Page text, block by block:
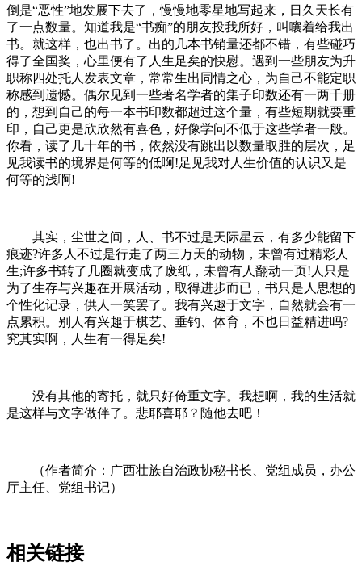
倒是“恶性”地发展下去了，慢慢地零星地写起来，日久天长有
了一点数量。知道我是“书痴”的朋友投我所好，叫嚷着给我出
书。就这样，也出书了。出的几本书销量还都不错，有些碰巧
得了全国奖，心里便有了人生足矣的快慰。遇到一些朋友为升
职称四处托人发表文章，常常生出同情之心，为自己不能定职
称感到遗憾。偶尔见到一些著名学者的集子印数还有一两千册
的，想到自己的每一本书印数都超过这个量，有些短期就要重
印，自己更是欣欣然有喜色，好像学问不低于这些学者一般。
你看，读了几十年的书，依然没有跳出以数量取胜的层次，足
见我读书的境界是何等的低啊!足见我对人生价值的认识又是
何等的浅啊!
其实，尘世之间，人、书不过是天际星云，有多少能留下
痕迹?许多人不过是行走了两三万天的动物，未曾有过精彩人
生;许多书转了几圈就变成了废纸，未曾有人翻动一页!人只是
为了生存与兴趣在开展活动，取得进步而已，书只是人思想的
个性化记录，供人一笑罢了。我有兴趣于文字，自然就会有一
点累积。别人有兴趣于棋艺、垂钓、体育，不也日益精进吗?
究其实啊，人生有一得足矣!
没有其他的寄托，就只好倚重文字。我想啊，我的生活就
是这样与文字做伴了。悲耶喜耶？随他去吧！
（作者简介：广西壮族自治政协秘书长、党组成员，办公
厅主任、党组书记）
相关链接